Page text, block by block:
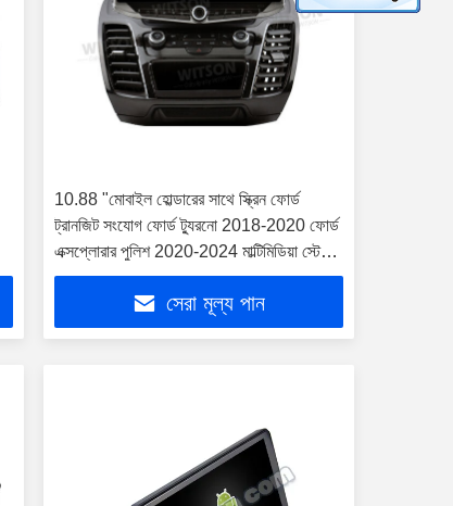
10.88 "মোবাইল হোল্ডারের সাথে স্ক্রিন ফোর্ড
ট্রানজিট সংযোগ ফোর্ড ট্যুরনো 2018-2020 ফোর্ড
এক্সপ্লোরার পুলিশ 2020-2024 মাল্টিমিডিয়া স্টেরিও
জিপিএস কারপ্লে প্লেয়ার
সেরা মূল্য পান